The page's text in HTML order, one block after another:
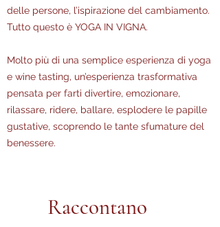
delle persone, l’ispirazione del cambiamento.
Tutto questo è YOGA IN VIGNA.
Molto più di una semplice esperienza di yoga
e wine tasting, un’esperienza trasformativa
pensata per farti divertire, emozionare,
rilassare, ridere, ballare, esplodere le papille
gustative, scoprendo le tante sfumature del
benessere.
Raccontano